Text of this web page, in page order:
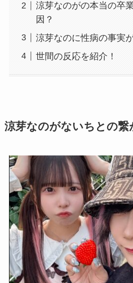
涼芽なのがの本当の卒
因？
涼芽なのに性病の事実
世間の反応を紹介！
涼芽なのがないちとの繋